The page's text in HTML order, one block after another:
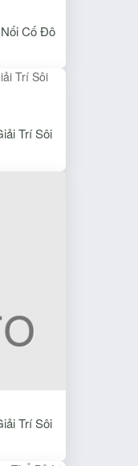
Cố Đô
Trí Sôi
Trí Sôi